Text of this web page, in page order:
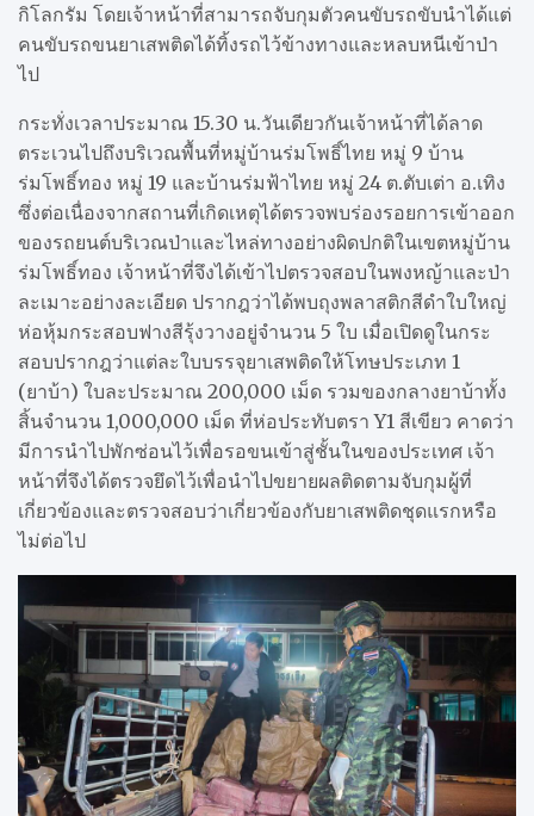
กิโลกรัม โดยเจ้าหน้าที่สามารถจับกุมตัวคนขับรถขับนำได้แต่
คนขับรถขนยาเสพติดได้ทิ้งรถไว้ข้างทางและหลบหนีเข้าป่า
ไป
กระทั่งเวลาประมาณ 15.30 น.วันเดียวกันเจ้าหน้าที่ได้ลาด
ตระเวนไปถึงบริเวณพื้นที่หมู่บ้านร่มโพธิ์ไทย หมู่ 9 บ้าน
ร่มโพธิ์ทอง หมู่ 19 และบ้านร่มฟ้าไทย หมู่ 24 ต.ตับเต่า อ.เทิง
ซึ่งต่อเนื่องจากสถานที่เกิดเหตุได้ตรวจพบร่องรอยการเข้าออก
ของรถยนต์บริเวณป่าและไหล่ทางอย่างผิดปกติในเขตหมู่บ้าน
ร่มโพธิ์ทอง เจ้าหน้าที่จึงได้เข้าไปตรวจสอบในพงหญ้าและป่า
ละเมาะอย่างละเอียด ปรากฎว่าได้พบถุงพลาสติกสีดำใบใหญ่
ห่อหุ้มกระสอบฟางสีรุ้งวางอยู่จำนวน 5 ใบ เมื่อเปิดดูในกระ
สอบปรากฎว่าแต่ละใบบรรจุยาเสพติดให้โทษประเภท 1
(ยาบ้า) ใบละประมาณ 200,000 เม็ด รวมของกลางยาบ้าทั้ง
สิ้นจำนวน 1,000,000 เม็ด ที่ห่อประทับตรา Y1 สีเขียว คาดว่า
มีการนำไปพักซ่อนไว้เพื่อรอขนเข้าสู่ชั้นในของประเทศ เจ้า
หน้าที่จึงได้ตรวจยึดไว้เพื่อนำไปขยายผลติดตามจับกุมผู้ที่
เกี่ยวข้องและตรวจสอบว่าเกี่ยวข้องกับยาเสพติดชุดแรกหรือ
ไม่ต่อไป